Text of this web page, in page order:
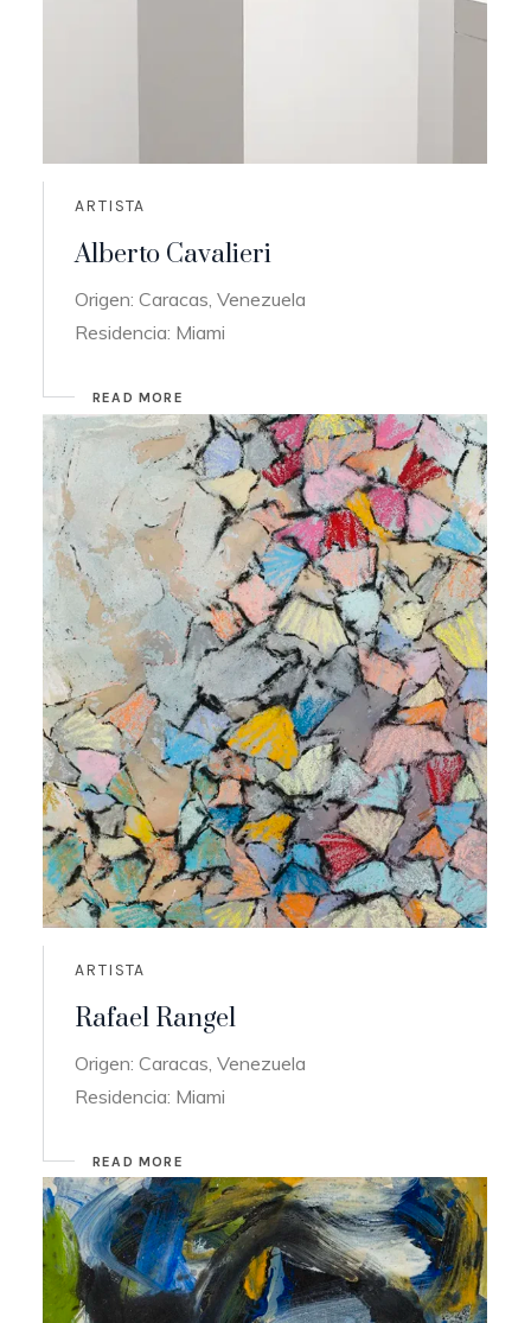
ARTISTA
Alberto Cavalieri
Origen: Caracas, Venezuela
Residencia: Miami
READ MORE
ARTISTA
Rafael Rangel
Origen: Caracas, Venezuela
Residencia: Miami
READ MORE